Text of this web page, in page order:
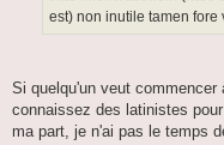
est) non inutile tamen
Si quelqu'un veut
connaissez des latinistes
ma part, je n'ai pas le temps